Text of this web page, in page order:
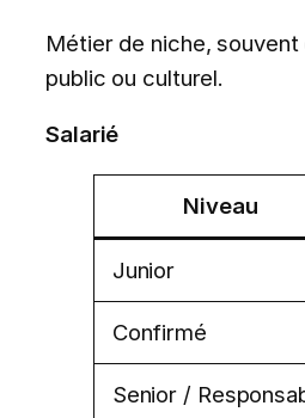
Métier de niche,
public ou culturel.
Salarié
Niveau
Junior
Confirmé
Senior /